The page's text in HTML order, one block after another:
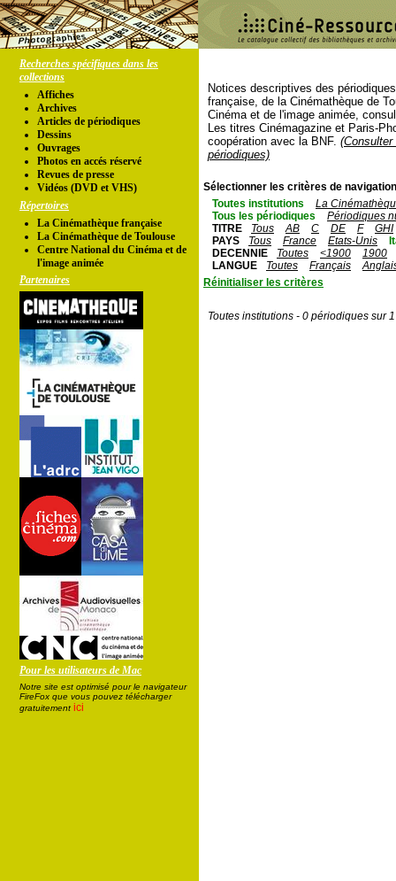
Recherches spécifiques dans les
collections
Affiches
Archives
Articles de périodiques
Dessins
Ouvrages
Photos en accés réservé
Revues de presse
Vidéos (DVD et VHS)
Répertoires
La Cinémathèque française
La Cinémathèque de Toulouse
Centre National du Cinéma et de
l'image animée
Partenaires
Pour les utilisateurs de Mac
Notre site est optimisé pour le navigateur
FireFox que vous pouvez télécharger
gratuitement ici
Notices descriptives des
française, de la Cinémathèque de
Cinéma et de l'image animée,
Les titres Cinémagazine et Paris-
coopération avec la BNF.
périodiques)
Sélectionner les critères de
Toutes institutions
La
Tous les périodiques
Périodiques
TITRE
Tous AB C DE F
GHI
PAYS
Tous France Etats-Unis
DECENNIE
Toutes <1900
1900
LANGUE
Toutes Français
Réinitialiser les critères
Toutes institutions - 0 périodiques sur